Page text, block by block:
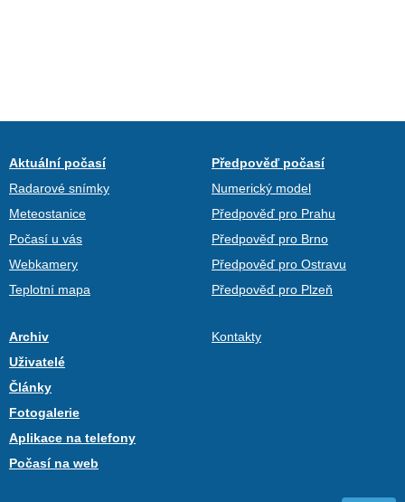
Aktuální počasí
Radarové snímky
Meteostanice
Počasí u vás
Webkamery
Teplotní mapa
Předpověď počasí
Numerický model
Předpověď pro Prahu
Předpověď pro Brno
Předpověď pro Ostravu
Předpověď pro Plzeň
Archiv
Uživatelé
Články
Fotogalerie
Aplikace na telefony
Počasí na web
Kontakty